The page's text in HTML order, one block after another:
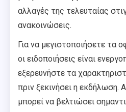
αλλαγές της τελευταίας
ανακοινώσεις.
Για να μεγιστοποιήσετε τα
οι ειδοποιήσεις είναι
εξερευνήστε τα
πριν ξεκινήσει η εκδήλωση.
μπορεί να βελτιώσει